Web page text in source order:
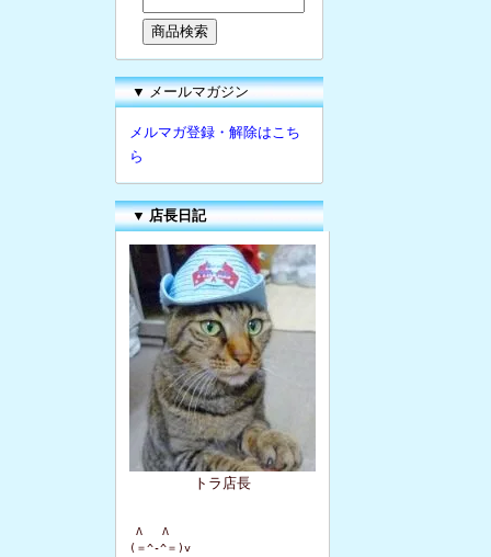
▼ メールマガジン
メルマガ登録・解除はこち
ら
▼ 店長日記
トラ店長
Λ   Λ
(＝^-^＝)v